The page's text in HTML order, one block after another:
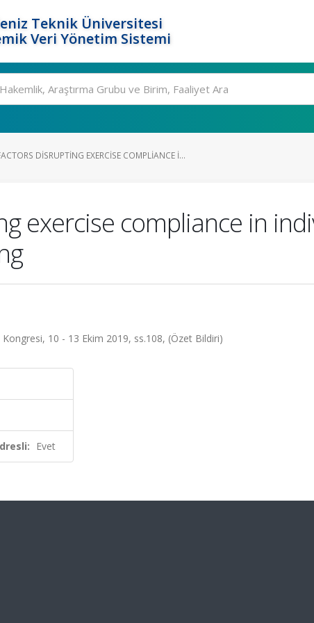
Teknik Üniversitesi
Veri Yönetim Sistemi
DISRUPTING EXERCISE COMPLIANCE I...
exercise compliance in
10 - 13 Ekim 2019, ss.108, (Özet Bildiri)
Evet